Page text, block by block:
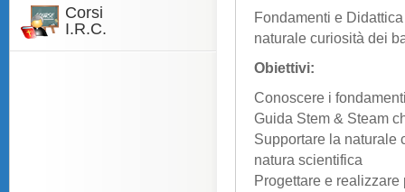
Corsi
I.R.C.
Fondamenti e
naturale curiosità dei
Obiettivi:
Conoscere i
Guida Stem & Steam
Supportare la naturale
natura scientifica
Progettare e